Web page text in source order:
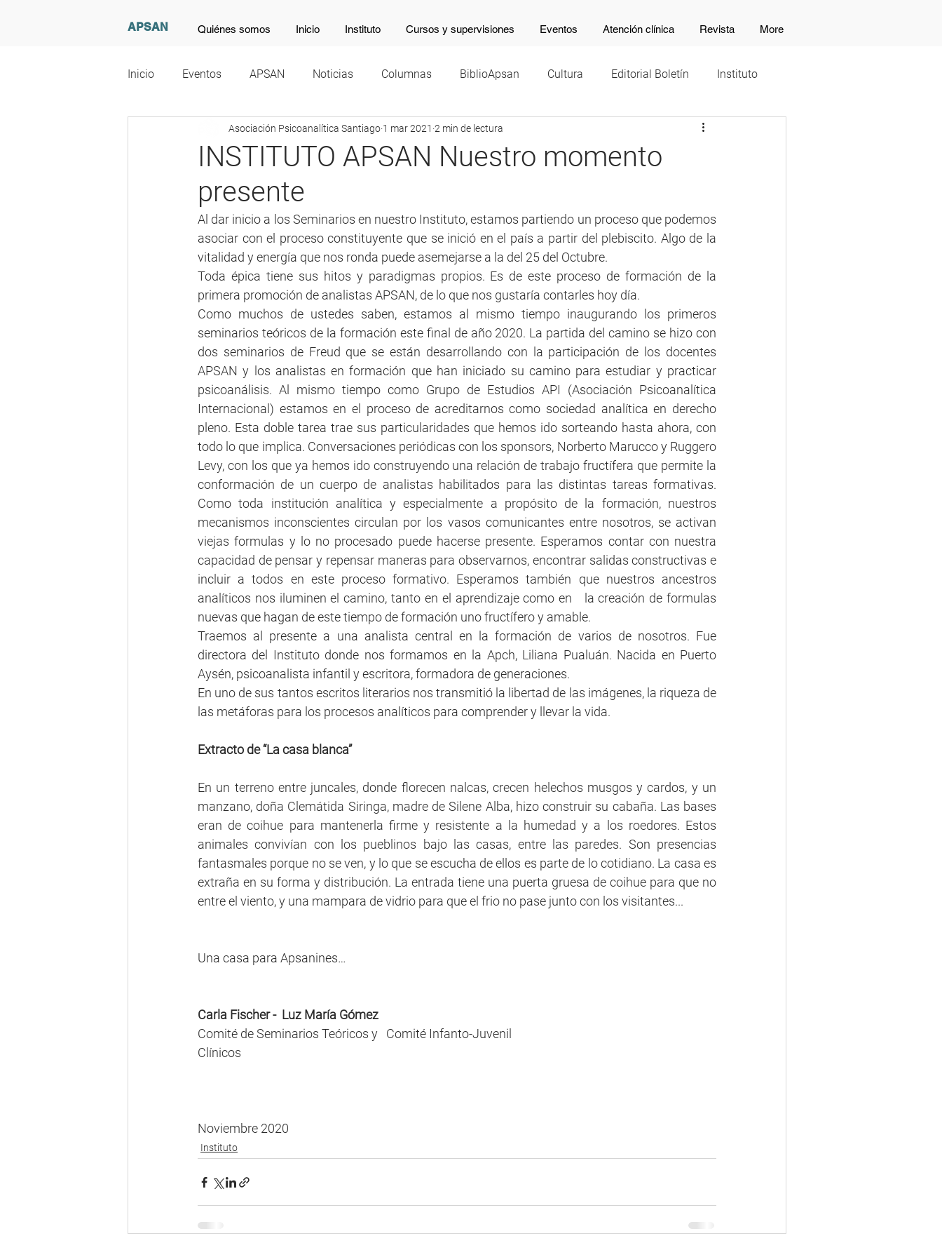
Quiénes somos Inicio Instituto Cursos y supervisiones Eventos Atención clínica Revista More
APSAN
Inicio Eventos APSAN Noticias Columnas BiblioApsan Cultura Editorial Boletín Instituto
Recomendaciones Culturales
INSTITUTO APSAN Nuestro momento
presente
Asociación Psicoanalítica Santiago 1 mar 2021 2 min de lectura
Al dar inicio a los Seminarios en nuestro Instituto, estamos partiendo un proceso que podemos
asociar con el proceso constituyente que se inició en el país a partir del plebiscito. Algo de la
vitalidad y energía que nos ronda puede asemejarse a la del 25 del Octubre.
Toda épica tiene sus hitos y paradigmas propios. Es de este proceso de formación de la
primera promoción de analistas APSAN, de lo que nos gustaría contarles hoy día.
Como muchos de ustedes saben, estamos al mismo tiempo inaugurando los primeros
seminarios teóricos de la formación este final de año 2020. La partida del camino se hizo con
dos seminarios de Freud que se están desarrollando con la participación de los docentes
APSAN y los analistas en formación que han iniciado su camino para estudiar y practicar
psicoanálisis. Al mismo tiempo como Grupo de Estudios API (Asociación Psicoanalítica
Internacional) estamos en el proceso de acreditarnos como sociedad analítica en derecho
pleno. Esta doble tarea trae sus particularidades que hemos ido sorteando hasta ahora, con
todo lo que implica. Conversaciones periódicas con los sponsors, Norberto Marucco y Ruggero
Levy, con los que ya hemos ido construyendo una relación de trabajo fructífera que permite la
conformación de un cuerpo de analistas habilitados para las distintas tareas formativas.
Como toda institución analítica y especialmente a propósito de la formación, nuestros
mecanismos inconscientes circulan por los vasos comunicantes entre nosotros, se activan
viejas formulas y lo no procesado puede hacerse presente. Esperamos contar con nuestra
capacidad de pensar y repensar maneras para observarnos, encontrar salidas constructivas e
incluir a todos en este proceso formativo. Esperamos también que nuestros ancestros
analíticos nos iluminen el camino, tanto en el aprendizaje como en   la creación de formulas
nuevas que hagan de este tiempo de formación uno fructífero y amable.
Traemos al presente a una analista central en la formación de varios de nosotros. Fue
directora del Instituto donde nos formamos en la Apch, Liliana Pualuán. Nacida en Puerto
Aysén, psicoanalista infantil y escritora, formadora de generaciones.
En uno de sus tantos escritos literarios nos transmitió la libertad de las imágenes, la riqueza de
las metáforas para los procesos analíticos para comprender y llevar la vida.
Extracto de “La casa blanca”
En un terreno entre juncales, donde florecen nalcas, crecen helechos musgos y cardos, y un
manzano, doña Clemátida Siringa, madre de Silene Alba, hizo construir su cabaña. Las bases
eran de coihue para mantenerla firme y resistente a la humedad y a los roedores. Estos
animales convivían con los pueblinos bajo las casas, entre las paredes. Son presencias
fantasmales porque no se ven, y lo que se escucha de ellos es parte de lo cotidiano. La casa es
extraña en su forma y distribución. La entrada tiene una puerta gruesa de coihue para que no
entre el viento, y una mampara de vidrio para que el frio no pase junto con los visitantes...
Una casa para Apsanines…
Carla Fischer -  Luz María Gómez
Comité de Seminarios Teóricos y   Comité Infanto-Juvenil
Clínicos
Noviembre 2020
Instituto